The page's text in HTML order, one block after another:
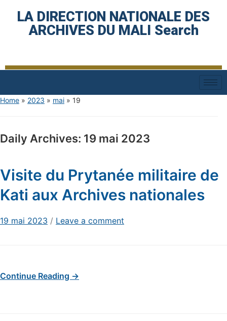
LA DIRECTION NATIONALE DES
ARCHIVES DU MALI Search
Home » 2023 » mai » 19
Daily Archives: 19 mai 2023
Visite du Prytanée militaire de
Kati aux Archives nationales
19 mai 2023 / Leave a comment
Continue Reading →